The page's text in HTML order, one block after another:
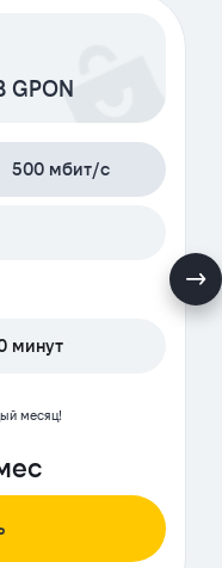
500 мбит/с
минут
месяц!